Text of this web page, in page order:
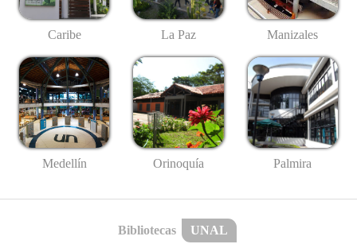
Caribe La Paz Manizales
Medellín Orinoquía Palmira
Bibliotecas UNAL